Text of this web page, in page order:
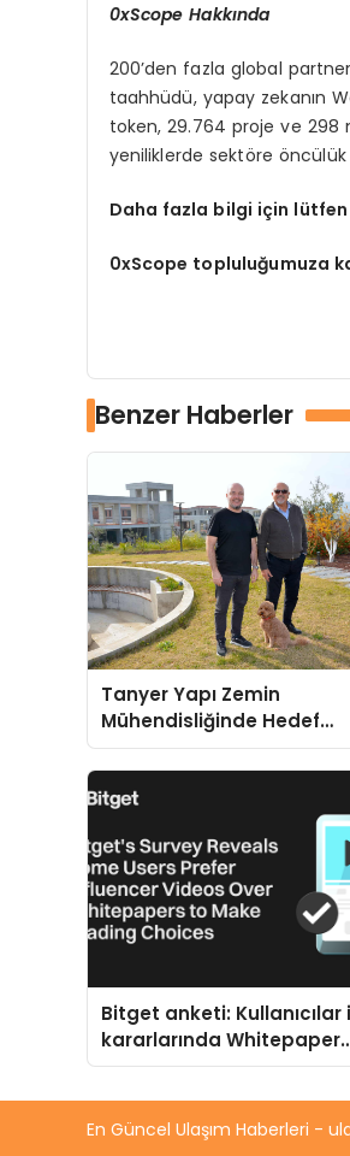
0xScope Hakkında
200’den fazla global
taahhüdü, yapay zekanın
token, 29.764 proje ve 298
yeniliklerde sektöre
Daha fazla bilgi için
0xScope topluluğumuza
Benzer Haberler
Tanyer Yapı Zemin
Mühendisliğinde Hedef
Büyüttü
Bitget anketi: Kullanıcılar
kararlarında Whitepaper
yerine Influencer
En Güncel Ulaşım Haberleri -